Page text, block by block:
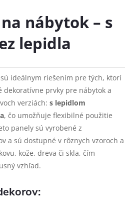
nábytok – s
lepidla
sú ideálnym riešením pre tých, ktorí
dekoratívne prvky pre nábytok a
verziách: s lepidlom
, čo umožňuje flexibilné použitie
panely sú vyrobené z
a sú dostupné v rôznych vzoroch a
kože, dreva či skla, čím
vzhľad.